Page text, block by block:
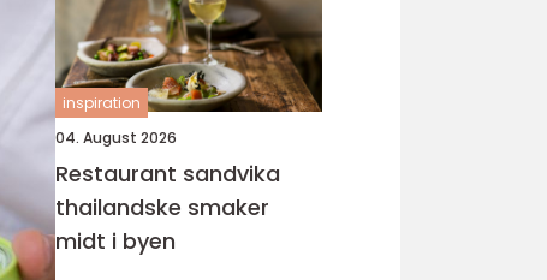
inspiration
04. August 2026
Restaurant sandvika
thailandske smaker
midt i byen